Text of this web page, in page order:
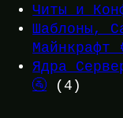
Читы и
Шаблоны,
Майнкрафт
Ядра
🚰 (4)